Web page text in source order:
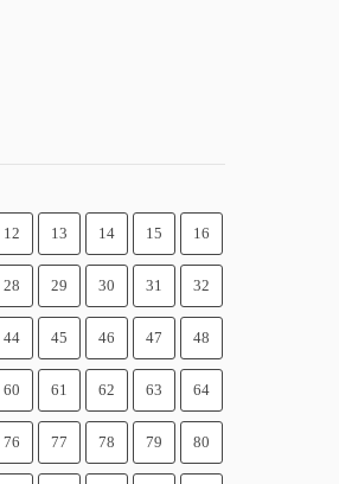
12 13 14 15 16
28 29 30 31 32
44 45 46 47 48
60 61 62 63 64
76 77 78 79 80